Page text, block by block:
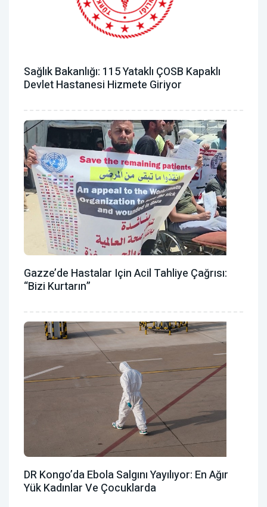
Sağlık Bakanlığı: 115 Yataklı ÇOSB Kapaklı
Devlet Hastanesi Hizmete Giriyor
Gazze’de Hastalar Için Acil Tahliye Çağrısı:
“Bizi Kurtarın”
DR Kongo’da Ebola Salgını Yayılıyor: En Ağır
Yük Kadınlar Ve Çocuklarda